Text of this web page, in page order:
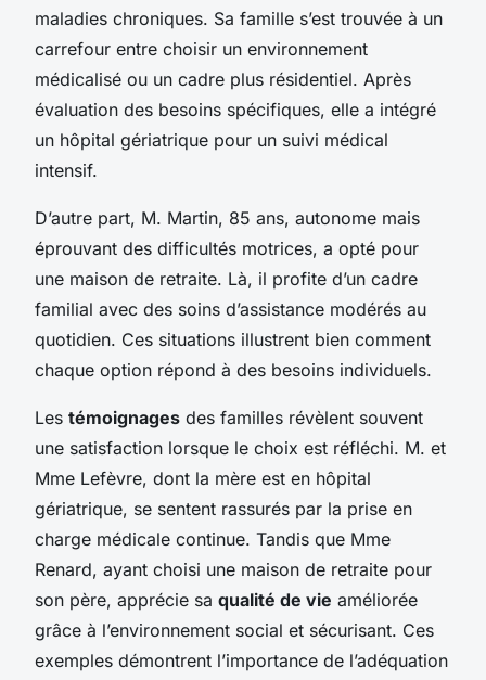
maladies chroniques. Sa famille s’est trouvée à un
carrefour entre choisir un environnement
médicalisé ou un cadre plus résidentiel. Après
évaluation des besoins spécifiques, elle a intégré
un hôpital gériatrique pour un suivi médical
intensif.
D’autre part, M. Martin, 85 ans, autonome mais
éprouvant des difficultés motrices, a opté pour
une maison de retraite. Là, il profite d’un cadre
familial avec des soins d’assistance modérés au
quotidien. Ces situations illustrent bien comment
chaque option répond à des besoins individuels.
Les témoignages des familles révèlent souvent
une satisfaction lorsque le choix est réfléchi. M. et
Mme Lefèvre, dont la mère est en hôpital
gériatrique, se sentent rassurés par la prise en
charge médicale continue. Tandis que Mme
Renard, ayant choisi une maison de retraite pour
son père, apprécie sa qualité de vie améliorée
grâce à l’environnement social et sécurisant. Ces
exemples démontrent l’importance de l’adéquation